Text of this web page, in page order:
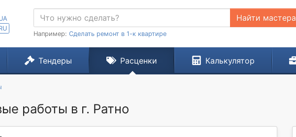
Найти мастера
Например: Сделать ремонт в 1-к квартире
Тендеры Расценки Калькулятор
работы в г. Ратно